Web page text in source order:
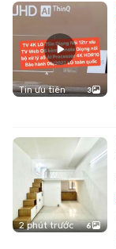
Tin ưu tiên 3
2 phút trước 6